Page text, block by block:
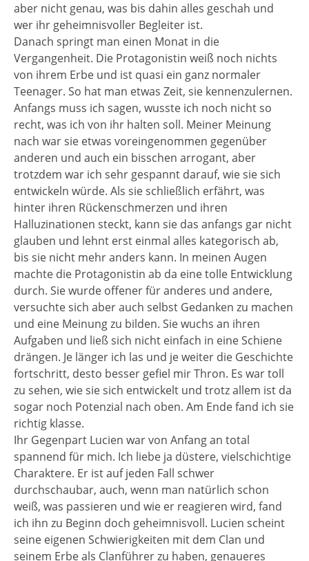
aber nicht genau, was bis dahin alles geschah und
wer ihr geheimnisvoller Begleiter ist.
Danach springt man einen Monat in die
Vergangenheit. Die Protagonistin weiß noch nichts
von ihrem Erbe und ist quasi ein ganz normaler
Teenager. So hat man etwas Zeit, sie kennenzulernen.
Anfangs muss ich sagen, wusste ich noch nicht so
recht, was ich von ihr halten soll. Meiner Meinung
nach war sie etwas voreingenommen gegenüber
anderen und auch ein bisschen arrogant, aber
trotzdem war ich sehr gespannt darauf, wie sie sich
entwickeln würde. Als sie schließlich erfährt, was
hinter ihren Rückenschmerzen und ihren
Halluzinationen steckt, kann sie das anfangs gar nicht
glauben und lehnt erst einmal alles kategorisch ab,
bis sie nicht mehr anders kann. In meinen Augen
machte die Protagonistin ab da eine tolle Entwicklung
durch. Sie wurde offener für anderes und andere,
versuchte sich aber auch selbst Gedanken zu machen
und eine Meinung zu bilden. Sie wuchs an ihren
Aufgaben und ließ sich nicht einfach in eine Schiene
drängen. Je länger ich las und je weiter die Geschichte
fortschritt, desto besser gefiel mir Thron. Es war toll
zu sehen, wie sie sich entwickelt und trotz allem ist da
sogar noch Potenzial nach oben. Am Ende fand ich sie
richtig klasse.
Ihr Gegenpart Lucien war von Anfang an total
spannend für mich. Ich liebe ja düstere, vielschichtige
Charaktere. Er ist auf jeden Fall schwer
durchschaubar, auch, wenn man natürlich schon
weiß, was passieren und wie er reagieren wird, fand
ich ihn zu Beginn doch geheimnisvoll. Lucien scheint
seine eigenen Schwierigkeiten mit dem Clan und
seinem Erbe als Clanführer zu haben, genaueres